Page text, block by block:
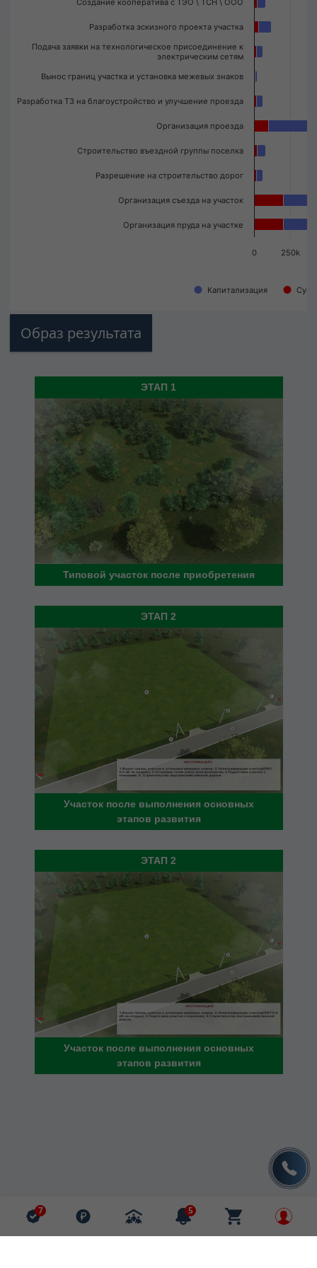
7 5
Капитализация
Подача заявки на технологическое присоединение к
электрическим сетям
Организация проезда
Организация съезда на участок
Разработка эскизного проекта участка
Вынос границ участка и установка межевых знаков
Разработка ТЗ на благоустройство и улучшение проезда
Строительство въездной группы поселка
Разрешение на строительство дорог
Организация пруда на участке
0 250k
Образ результата
ЭТАП 1
Типовой участок после приобретения
ЭТАП 2
Участок после выполнения основных
этапов развития
ЭТАП 2
Участок после выполнения основных
этапов развития